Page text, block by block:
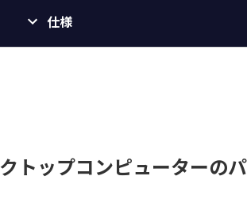
仕様
トップコンピューターの